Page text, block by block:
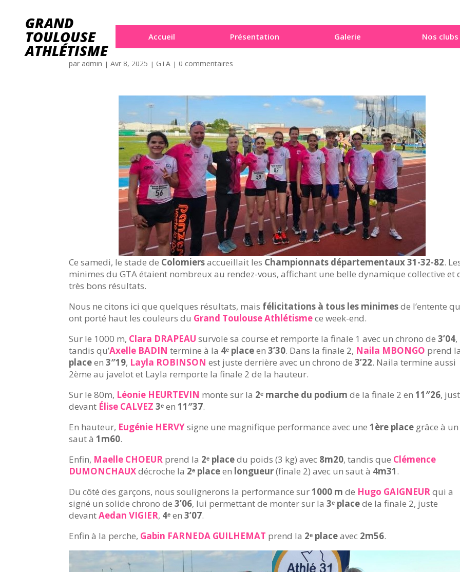
GRAND
TOULOUSE
ATHLÉTISME
Accueil Présentation Galerie Nos clubs
Championnats départementaux minimes
par admin |Avr 8, 2025 | GTA | 0 commentaires
Ce samedi, le stade de Colomiersaccueillait les Championnats départementaux 31-32-82.
minimes du GTA étaient nombreux au rendez-vous, affichant une belle dynamique collective et
très bons résultats.
Nous ne citons ici que quelques résultats, mais félicitations à tous les minimesde l’entente
ont porté haut les couleurs du Grand Toulouse Athlétismece week-end.
Sur le 1000 m, Clara DRAPEAU survole sa course et remporte la finale 1 avec un chrono de3’04,
tandis qu’Axelle BADIN termine à la 4ᵉ placeen3’30. Dans la finale 2, Naila MBONGO prend la
placeen3″19, Layla ROBINSON est juste derrière avec un chrono de3’22. Naila termine aussi
2ème au javelot et Layla remporte la finale 2 de la hauteur.
Sur le 80m, Léonie HEURTEVIN monte sur la 2ᵉ marche du podium de la finale 2 en11″26,
devant Élise CALVEZ 3ᵉen11″37.
En hauteur, Eugénie HERVYsigne une magnifique performance avec une1ère place grâce à un
saut à1m60.
Enfin, Maelle CHOEUR prend la 2ᵉ placedu poids (3 kg) avec 8m20, tandis que Clémence
DUMONCHAUXdécroche la 2ᵉ placeen longueur(finale 2) avec un saut à 4m31.
Du côté des garçons, nous soulignerons la performance sur1000 m de Hugo GAIGNEURqui a
signé un solide chrono de3’06, lui permettant de monter sur la3ᵉ placede la finale 2, juste
devantAedan VIGIER, 4ᵉen3’07.
Enfin à la perche, Gabin FARNEDA GUILHEMAT prend la 2ᵉ placeavec 2m56.